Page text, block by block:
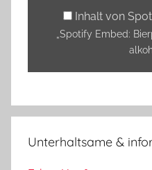
anzeigen
Inhalt von
„Spotify Embed:
Unterhaltsame &